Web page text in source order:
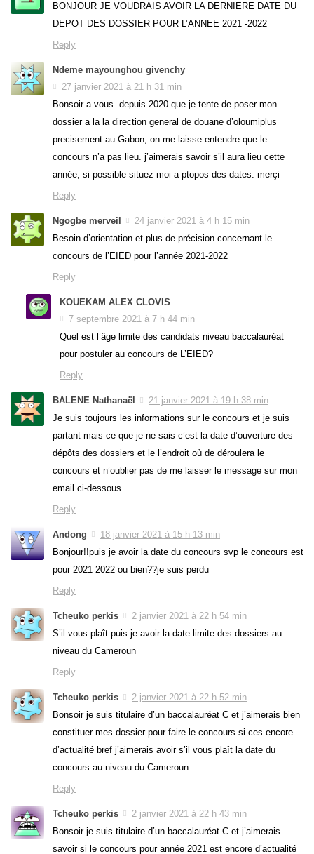
BONJOUR JE VOUDRAIS AVOIR LA DERNIERE DATE DU
DEPOT DES DOSSIER POUR L’ANNEE 2021 -2022
Reply
Ndeme mayounghou givenchy
27 janvier 2021 à 21 h 31 min
Bonsoir a vous. depuis 2020 que je tente de poser mon
dossier a la la direction general de douane d’oloumiplus
precisement au Gabon, on me laisse entendre que le
concours n’a pas lieu. j’aimerais savoir s’il aura lieu cette
année, si possible situez moi a ptopos des dates. merçi
Reply
Ngogbe merveil
24 janvier 2021 à 4 h 15 min
Besoin d’orientation et plus de précision concernant le
concours de l’EIED pour l’année 2021-2022
Reply
KOUEKAM ALEX CLOVIS
7 septembre 2021 à 7 h 44 min
Quel est l’âge limite des candidats niveau baccalauréat
pour postuler au concours de L’EIED?
Reply
BALENE Nathanaël
21 janvier 2021 à 19 h 38 min
Je suis toujours les informations sur le concours et je suis
partant mais ce que je ne sais c’est la date d’ouverture des
dépôts des dossiers et le l’endroit où de déroulera le
concours et n’oublier pas de me laisser le message sur mon
email ci-dessous
Reply
Andong
18 janvier 2021 à 15 h 13 min
Bonjour!!puis je avoir la date du concours svp le concours est
pour 2021 2022 ou bien??je suis perdu
Reply
Tcheuko perkis
2 janvier 2021 à 22 h 54 min
S’il vous plaît puis je avoir la date limite des dossiers au
niveau du Cameroun
Reply
Tcheuko perkis
2 janvier 2021 à 22 h 52 min
Bonsoir je suis titulaire d’un baccalauréat C et j’aimerais bien
constituer mes dossier pour faire le concours si ces encore
d’actualité bref j’aimerais avoir s’il vous plaît la date du
concours au niveau du Cameroun
Reply
Tcheuko perkis
2 janvier 2021 à 22 h 43 min
Bonsoir je suis titulaire d’un baccalauréat C et j’aimerais
savoir si le concours pour année 2021 est encore d’actualité